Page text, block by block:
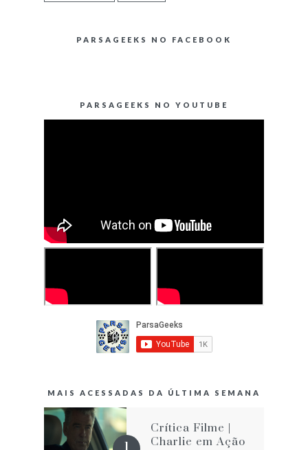
PARSAGEEKS NO FACEBOOK
PARSAGEEKS NO YOUTUBE
MAIS ACESSADAS DA ÚLTIMA SEMANA
Crítica Filme |
Charlie em Ação